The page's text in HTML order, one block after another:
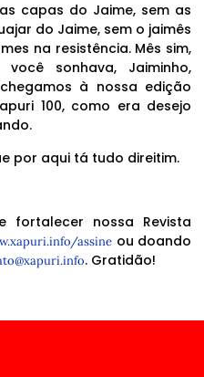
capas do Jaime, sem as
do Jaime, sem o jaimês
na resistência. Mês sim,
sonhava, Jaiminho,
à nossa edição
100, como era desejo
por aqui tá tudo direitim.
fortalecer nossa Revista
assine ou doando
. Gratidão!